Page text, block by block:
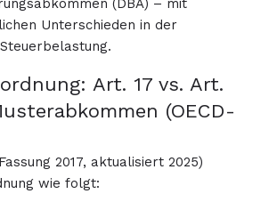
(DBA) – mit
Unterschieden in der
Art. 17 vs. Art.
(OECD-
2017, aktualisiert 2025)
wie folgt: